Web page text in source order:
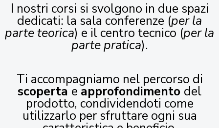
I nostri corsi si svolgono in due spazi
dedicati: la sala conferenze (per la
parte teorica) e il centro tecnico (per la
parte pratica).
Ti accompagniamo nel percorso di
scoperta e approfondimento del
prodotto, condividendoti come
utilizzarlo per sfruttare ogni sua